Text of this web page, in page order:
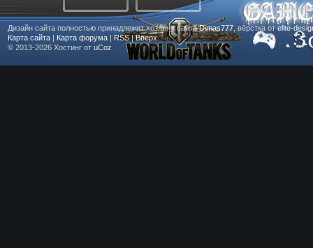
Дизайн сайта полностью принадлежит хозяину сайтаDimas777, вёрстка от elite-
Карта сайта | Карта форума | RSS|Вверх
© 2013-2026 Хостинг от uCoz